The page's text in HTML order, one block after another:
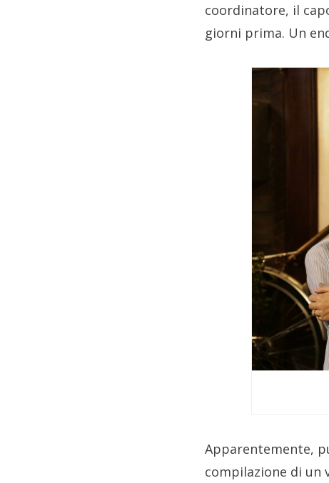
coordinatore, il
giorni prima. Un
Apparentemente,
compilazione di un